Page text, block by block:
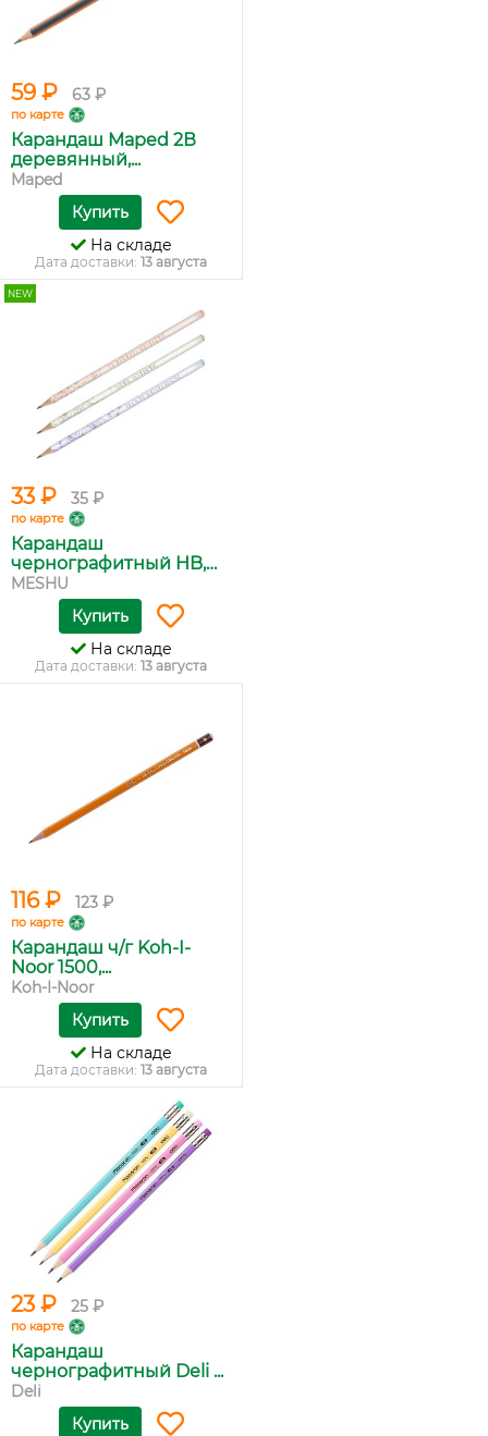
59 ₽ 63 ₽
по карте
Карандаш Maped 2В
деревянный,...
Maped
Купить
На складе
Дата доставки: 13 августа
NEW
33 ₽ 35 ₽
по карте
Карандаш
чернографитный HB,
M...
MESHU
Купить
На складе
Дата доставки: 13 августа
116 ₽ 123 ₽
по карте
Карандаш ч/г Koh-I-
Noor 1500,...
Koh-I-Noor
Купить
На складе
Дата доставки: 13 августа
23 ₽ 25 ₽
по карте
Карандаш
чернографитный Deli ...
Deli
Купить